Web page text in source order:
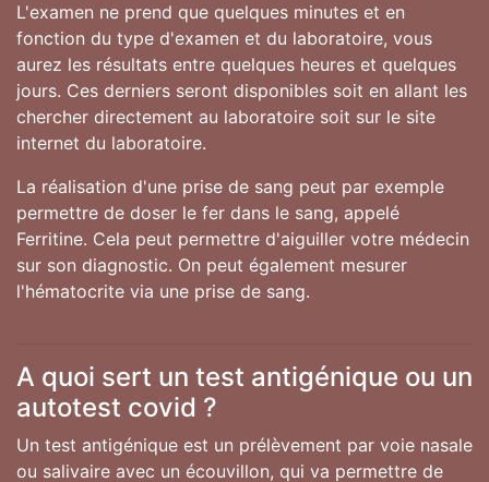
L'examen ne prend que quelques minutes et en
fonction du type d'examen et du laboratoire, vous
aurez les résultats entre quelques heures et quelques
jours. Ces derniers seront disponibles soit en allant les
chercher directement au laboratoire soit sur le site
internet du laboratoire.
La réalisation d'une prise de sang peut par exemple
permettre de doser le fer dans le sang, appelé
Ferritine. Cela peut permettre d'aiguiller votre médecin
sur son diagnostic. On peut également mesurer
l'hématocrite via une prise de sang.
A quoi sert un test antigénique ou un
autotest covid ?
Un test antigénique est un prélèvement par voie nasale
ou salivaire avec un écouvillon, qui va permettre de